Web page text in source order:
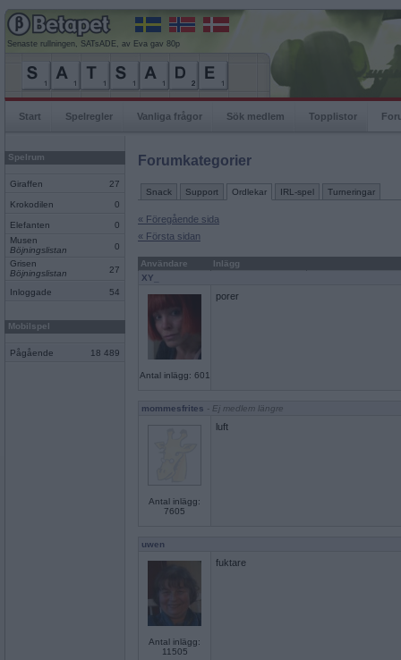
Senaste rullningen, SATsADE, av Eva gav 80p
Start Spelregler Vanliga frågor Sök medlem Topplistor
Spelrum
Giraffen 27
Krokodilen 0
Elefanten
0
Musen
Böjningslistan
0
Grisen
Böjningslistan
27
Inloggade 54
Mobilspel
Pågående 18 489
Forumkategorier
Snack Support Ordlekar IRL-spel Turneringar
« Föregående sida
« Första sidan
Användare
Inlägg
XY_
Antal inlägg: 601
porer
mommesfrites - Ej medlem längre
Antal inlägg:
7605
luft
uwen
Antal inlägg:
11505
fuktare